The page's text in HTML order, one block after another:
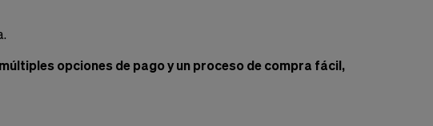
opciones de pago y un proceso de compra fácil,